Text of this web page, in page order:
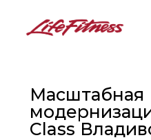
Масштабная
Class